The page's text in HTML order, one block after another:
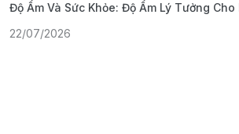
Độ Ẩm Và Sức Khỏe: Độ Ẩm Lý Tưởng
22/07/2026